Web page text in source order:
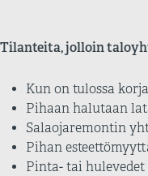
Tilanteita, jolloin
Kun on tulossa
Pihaan halutaan
Salaojaremontin
Pihan
Pinta- tai